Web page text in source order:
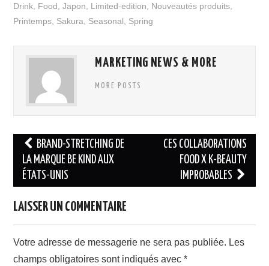
Drink Food ,Japon Limited-edition Nouveautés produits
Printemps Sakura Seasonal Spring
MARKETING NEWS & MORE
MORE POSTS
Navigation
des
articles
BRAND-STRETCHING DE
LA MARQUE BE KIND AUX
ÉTATS-UNIS
CES COLLABORATIONS
FOOD X K-BEAUTY
IMPROBABLES
LAISSER UN COMMENTAIRE
Votre adresse de messagerie ne sera pas publiée. Les
champs obligatoires sont indiqués avec*